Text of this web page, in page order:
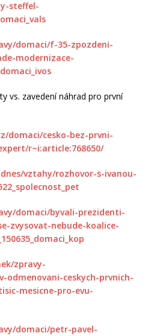
steffel-
domaci/f-35-zpozdeni-
modernizace-
vs. zavedení náhrad pro první
domaci/cesko-bez-prvni-
r~i:article:768650/
vztahy/rozhovor-s-ivanou-
domaci/byvali-prezidenti-
zvysovat-nebude-koalice-
zpravy-
odmenovani-ceskych-prvnich-
mesicne-pro-evu-
domaci/petr-pavel-